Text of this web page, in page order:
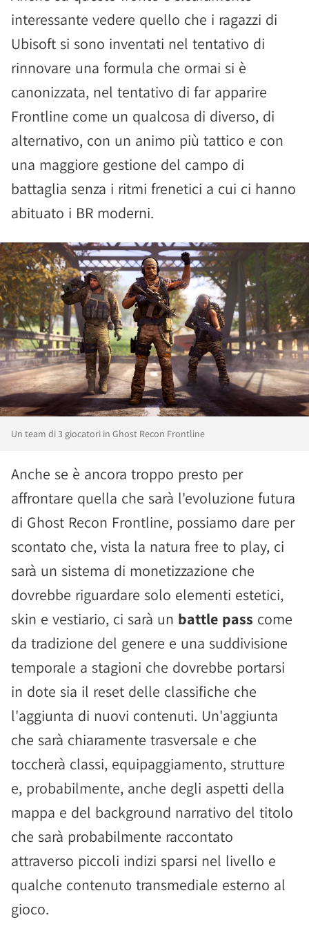
interessante vedere quello che i ragazzi di
Ubisoft si sono inventati nel tentativo di
rinnovare una formula che ormai si è
canonizzata, nel tentativo di far apparire
Frontline come un qualcosa di diverso, di
alternativo, con un animo più tattico e con
una maggiore gestione del campo di
battaglia senza i ritmi frenetici a cui ci hanno
abituato i BR moderni.
Un team di 3 giocatori in Ghost Recon Frontline
Anche se è ancora troppo presto per
affrontare quella che sarà l'evoluzione futura
di Ghost Recon Frontline, possiamo dare per
scontato che, vista la natura free to play, ci
sarà un sistema di monetizzazione che
dovrebbe riguardare solo elementi estetici,
skin e vestiario, ci sarà un battle pass come
da tradizione del genere e una suddivisione
temporale a stagioni che dovrebbe portarsi
in dote sia il reset delle classifiche che
l'aggiunta di nuovi contenuti. Un'aggiunta
che sarà chiaramente trasversale e che
toccherà classi, equipaggiamento, strutture
e, probabilmente, anche degli aspetti della
mappa e del background narrativo del titolo
che sarà probabilmente raccontato
attraverso piccoli indizi sparsi nel livello e
qualche contenuto transmediale esterno al
gioco.